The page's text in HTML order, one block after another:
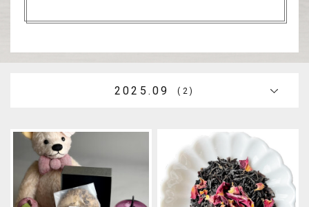
2025.09 (2)